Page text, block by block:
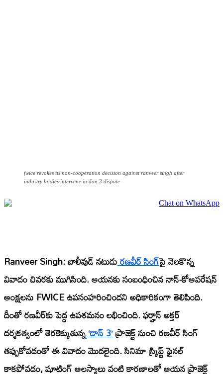
fwice revokes its non-cooperation decision against ranveer singh after
industry bodies intervene in don 3 dispute
Ranveer Singh:బాలీవుడ్ నటుడురణవీర్ సింగ్‌పై నెలకొన్న
వివాదం చివరకు ముగిసింది. ఆయనకు సంబంధించిననాన్-కోఆపరేషన్
ఆంక్షలను FWICEఉపసంహరించిందని అధికారికంగా తెలిపింది.
దీంతో రణవీర్‌కు పెద్ద ఉపశమనం లభించింది. ఫర్హాన్ అక్తర్
దర్శకత్వంలో తెరకెక్కుతున్న‘డాన్ 3’ప్రాజెక్ట్ నుంచి రణవీర్ సింగ్
తప్పుకోవడంతో ఈ వివాదం మొదలైంది. సినిమా స్క్రిప్ట్ ఫైనల్
కాకపోవడం, షూటింగ్ ఆలస్యాలు వంటి కారణాలతో ఆయన ప్రాజెక్ట్